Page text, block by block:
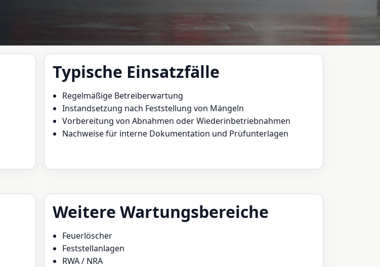
Typische Einsatzfälle
Regelmäßige Betreiberwartung
Instandsetzung nach Feststellung von Mängeln
Vorbereitung von Abnahmen oder Wiederinbetriebnahmen
Nachweise für interne Dokumentation und Prüfunterlagen
Weitere Wartungsbereiche
Feuerlöscher
Feststellanlagen
RWA / NRA